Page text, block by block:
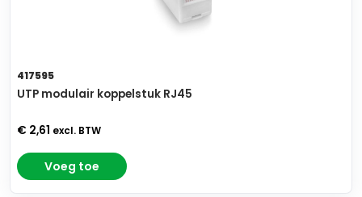
417595
UTP modulair koppelstuk RJ45
€ 2,61 excl. BTW
Voeg toe